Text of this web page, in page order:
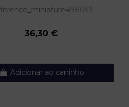
498059
36,30 €
Adicionar ao carrinho